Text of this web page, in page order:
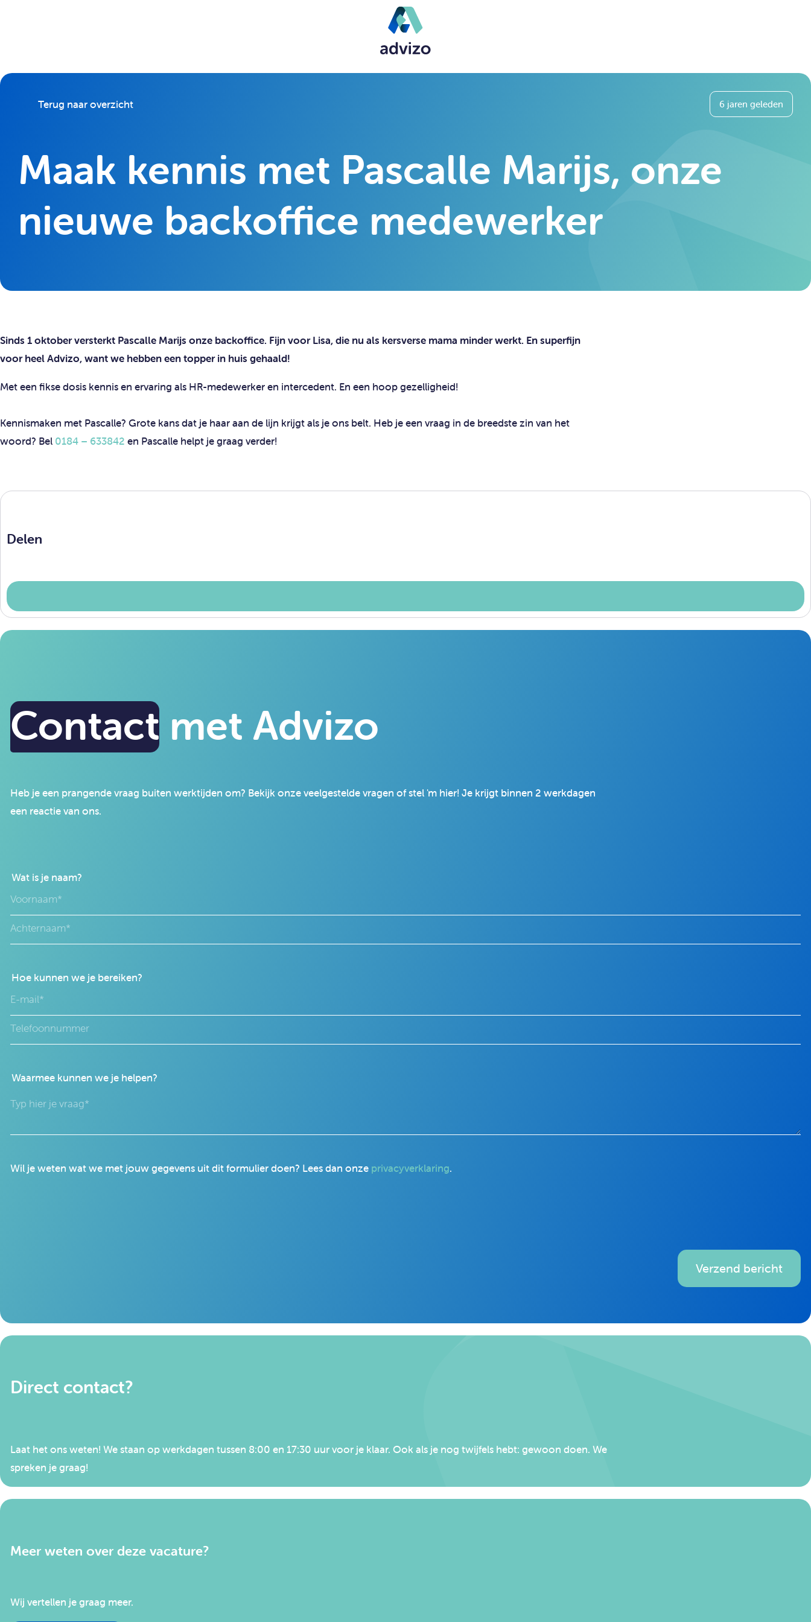
Terug naar overzicht 6 jaren geleden
Maak kennis met Pascalle Marijs, onze
nieuwe backoffice medewerker
Sinds 1 oktober versterkt Pascalle Marijs onze backoffice. Fijn voor Lisa, die nu als kersverse mama minder werkt. En superfijn
voor heel Advizo, want we hebben een topper in huis gehaald!
Met een fikse dosis kennis en ervaring als HR-medewerker en intercedent. En een hoop gezelligheid!
Kennismaken met Pascalle? Grote kans dat je haar aan de lijn krijgt als je ons belt. Heb je een vraag in de breedste zin van het
woord? Bel 0184 – 633842 en Pascalle helpt je graag verder!
Delen
Contact met Advizo
Heb je een prangende vraag buiten werktijden om? Bekijk onze veelgestelde vragen of stel 'm hier! Je krijgt binnen 2 werkdagen
een reactie van ons.
Wat is je naam?
Hoe kunnen we je bereiken?
Waarmee kunnen we je helpen?
Wil je weten wat we met jouw gegevens uit dit formulier doen? Lees dan onze privacyverklaring.
Verzend bericht
Direct contact?
Laat het ons weten! We staan op werkdagen tussen 8:00 en 17:30 uur voor je klaar. Ook als je nog twijfels hebt: gewoon doen. We
spreken je graag!
Meer weten over deze vacature?
Wij vertellen je graag meer.